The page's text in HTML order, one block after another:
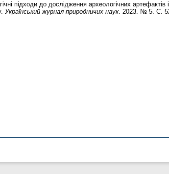
підходи до дослідження археологічних
Український журнал природничих наук. 2023. № 5. С.